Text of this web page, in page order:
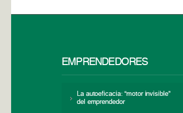
EMPRENDEDORES
La autoeficacia: “motor invisible”
del emprendedor